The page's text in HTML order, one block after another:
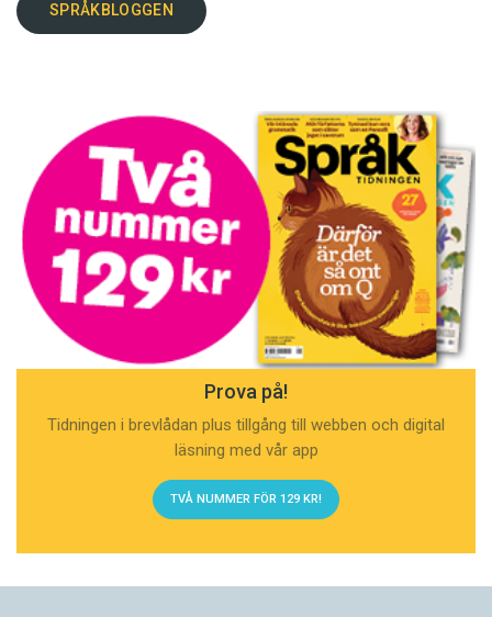
SPRÅKBLOGGEN
Prova på!
Tidningen i brevlådan plus tillgång till webben och digital
läsning med vår app
TVÅ NUMMER FÖR 129 KR!